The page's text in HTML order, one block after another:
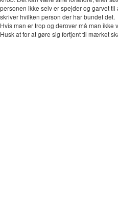
personen ikke selv er spejder og garvet
skriver hvilken person der har bundet det.
Hvis man er trop og derover må man
Husk at for at gøre sig fortjent til mærket